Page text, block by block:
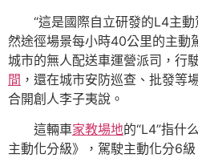
“這是國際自立研發的L4主
然途徑場景每小時40公里的主動
城市的無人配送車運營派司，行
間 ，還在城市安防巡查、批發等
合開創人李子夷說。
這輛車家教場地的“L4”指什
主動化分級》，駕駛主動化分6